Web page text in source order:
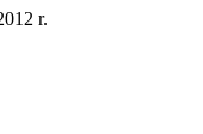
r.